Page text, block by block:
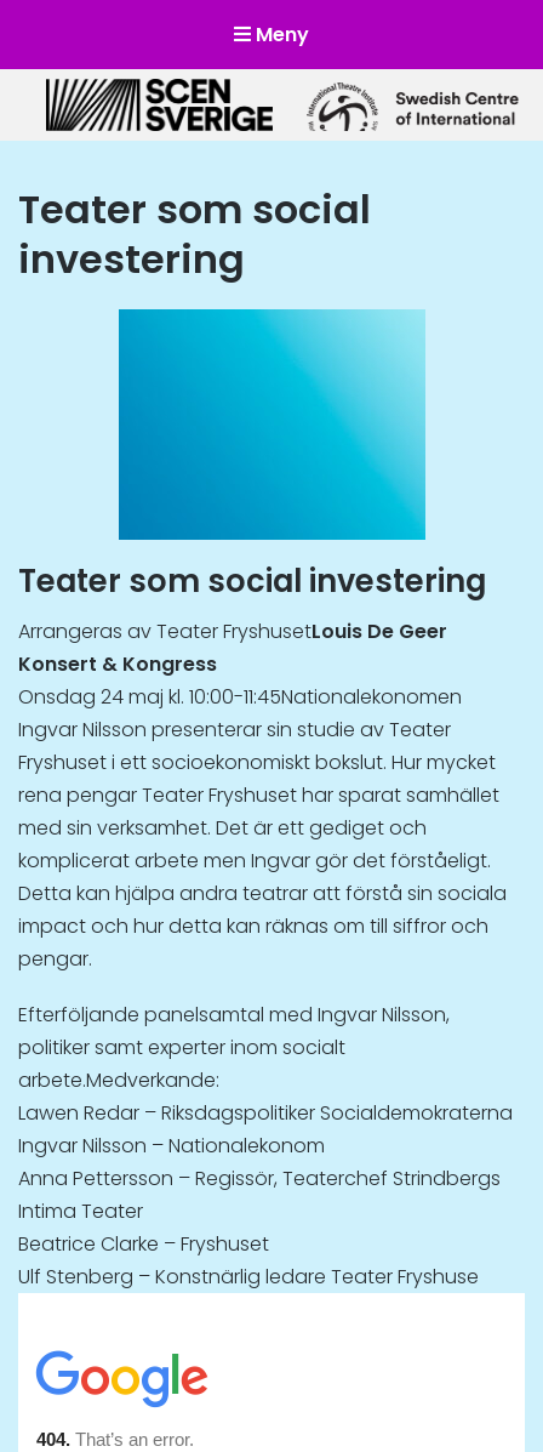
Meny
Scensverige
Mötesplats för svensk och internationell scenkonst
Teater som social
investering
Teater som social investering
Arrangeras av Teater FryshusetLouis De Geer
Konsert & Kongress
Onsdag 24 maj kl. 10:00-11:45Nationalekonomen
Ingvar Nilsson presenterar sin studie av Teater
Fryshuset i ett socioekonomiskt bokslut. Hur mycket
rena pengar Teater Fryshuset har sparat samhället
med sin verksamhet. Det är ett gediget och
komplicerat arbete men Ingvar gör det förståeligt.
Detta kan hjälpa andra teatrar att förstå sin sociala
impact och hur detta kan räknas om till siffror och
pengar.
Efterföljande panelsamtal med Ingvar Nilsson,
politiker samt experter inom socialt
arbete.Medverkande:
Lawen Redar – Riksdagspolitiker Socialdemokraterna
Ingvar Nilsson – Nationalekonom
Anna Pettersson – Regissör, Teaterchef Strindbergs
Intima Teater
Beatrice Clarke – Fryshuset
Ulf Stenberg – Konstnärlig ledare Teater Fryshuse